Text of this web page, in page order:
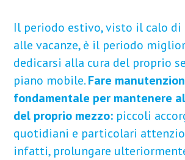
Il periodo estivo, visto il calo
alle vacanze, è il periodo
dedicarsi alla cura del proprio
piano mobile.Fare
fondamentale per mantenere
del proprio mezzo: piccoli
quotidiani e particolari
infatti, prolungare